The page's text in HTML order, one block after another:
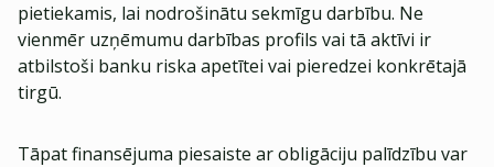
pietiekamis, lai nodrošinātu sekmīgu darbību. Ne
vienmēr uzņēmumu darbības profils vai tā aktīvi ir
atbilstoši banku riska apetītei vai pieredzei konkrētajā
tirgū.
Tāpat finansējuma piesaiste ar obligāciju palīdzību var